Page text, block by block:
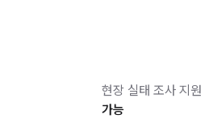
현장 실태 조사 지원
가능